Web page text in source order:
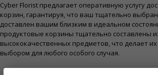
Cyber ​​Florist предлагает оперативную услугу
корзин, гарантируя, что ваш тщательно
доставлен вашим близким в идеальном
продуктовые корзины тщательно составлены
высококачественных предметов, что делает
выбором для любого особого случая.